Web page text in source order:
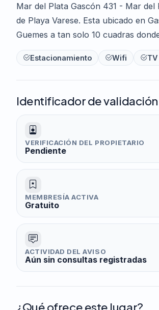
Mar del Plata Gascón 431 - Mar
de Playa Varese. Esta ubicado en
Guemes a tan solo 10 cuadras
Estacionamiento Wifi
Identificador de validación
VERIFICACIÓN DEL PROPIETARIO
Pendiente
MEMBRESÍA ACTIVA
Gratuito
ACTIVIDAD DEL AVISO
Aún sin consultas registradas
¿Qué ofrece este lugar?